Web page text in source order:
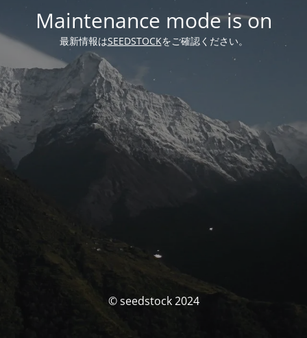
Maintenance mode is on
最新情報はSEEDSTOCKをご確認ください。
© seedstock 2024